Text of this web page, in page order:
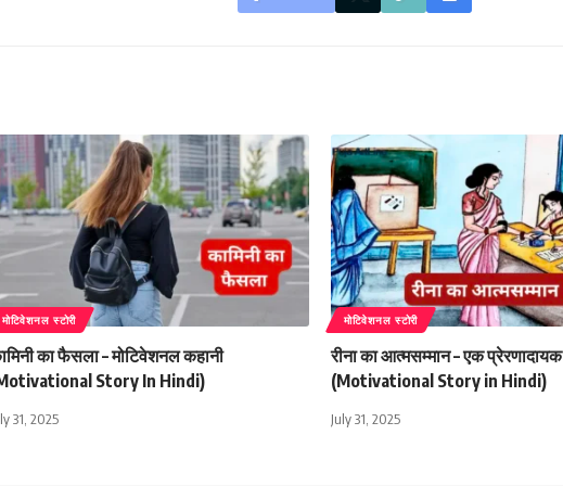
मोटिवेशनल स्टोरी
का फैसला – मोटिवेशनल कहानी
Story In Hindi)
31, 2025
मोटिवेशनल स्टोरी
रीना का आत्मसम्मान – एक
(Motivational Story in Hindi)
July 31, 2025